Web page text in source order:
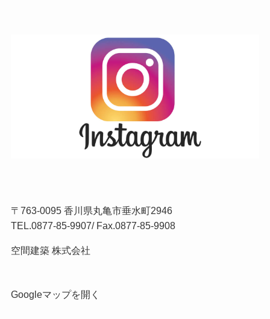
〒763-0095 香川県丸亀市垂水町2946
TEL. 0877-85-9907/ Fax.0877-85-9908
空間建築 株式会社
Googleマップを開く